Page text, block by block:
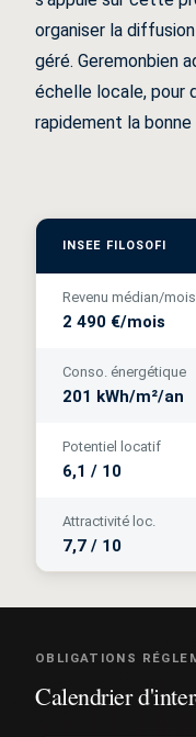
organiser la
géré. Geremonbien
échelle locale, pour
rapidement la bonne
INSEE FILOSOFI
Revenu médian/mois
2 490 €/mois
Conso. énergétique
201 kWh/m²/an
Potentiel locatif
6,1 / 10
Attractivité loc.
7,7 / 10
OBLIGATIONS
Calendrier